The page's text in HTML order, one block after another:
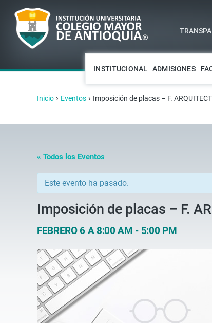
INSTITUCIONAL ADMISIONES
Inicio › Eventos › Imposición de placas – F.
« Todos los Eventos
Este evento ha pasado.
Imposición de placas – F.
FEBRERO 6 A 8:00 AM - 5:00 PM